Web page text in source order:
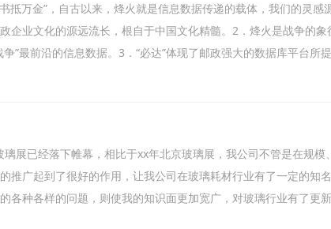
抵万金”，自古以来，烽火就是信息数据传递的载体，我们的灵感
企业文化的源远流长，根自于中国文化精髓。2．烽火是战争的象
”最前沿的信息数据。3．“必达”体现了邮政强大的数据库平台所
展已经落下帷幕，相比于xx年北京玻璃展，我公司不管是在规模
推广起到了很好的作用，让我公司在玻璃耗材行业有了一定的知
各种各样的问题，则使我的知识面更加宽广，对玻璃行业有了更